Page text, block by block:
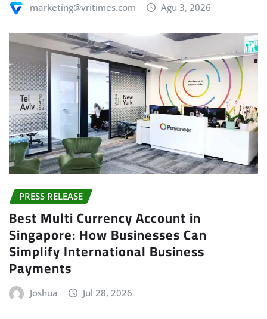
marketing@vritimes.com Agu 3, 2026
PRESS RELEASE
Best Multi Currency Account in
Singapore: How Businesses Can
Simplify International Business
Payments
Joshua Jul 28, 2026